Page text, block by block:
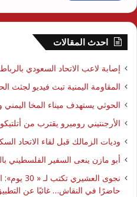
احدث المقالات
إصابة لاعب الاتحاد السعودي
المقاومة اليمنية تبث فيديو لجثث
الحوثي يستهدف ميناء المخا اليمني و4 انفجارات تهز
الأرجنتيني روميرو يقترب من
وديات الزمالك قبل لقاء الاتحاد
أبو مازن ينعى السفير الفلسطيني
نجوى
حاضرًا في النقاش… غائبًا عن